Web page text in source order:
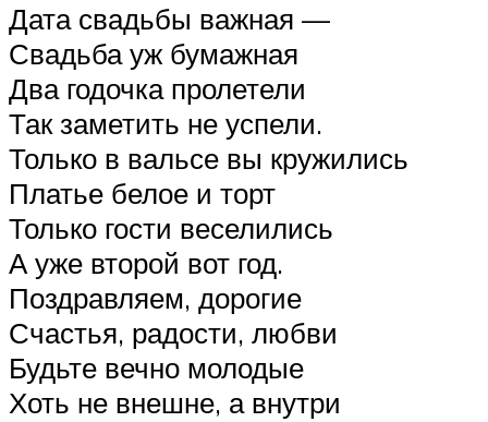
Дата свадьбы важная —
Свадьба уж бумажная
Два годочка пролетели
Так заметить не успели.
Только в вальсе вы кружились
Платье белое и торт
Только гости веселились
А уже второй вот год.
Поздравляем, дорогие
Счастья, радости, любви
Будьте вечно молодые
Хоть не внешне, а внутри